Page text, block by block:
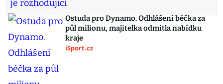
Ostuda pro Dynamo. Odhlášení béčka za
půl milionu, majitelka odmítla nabídku
kraje
iSport.cz